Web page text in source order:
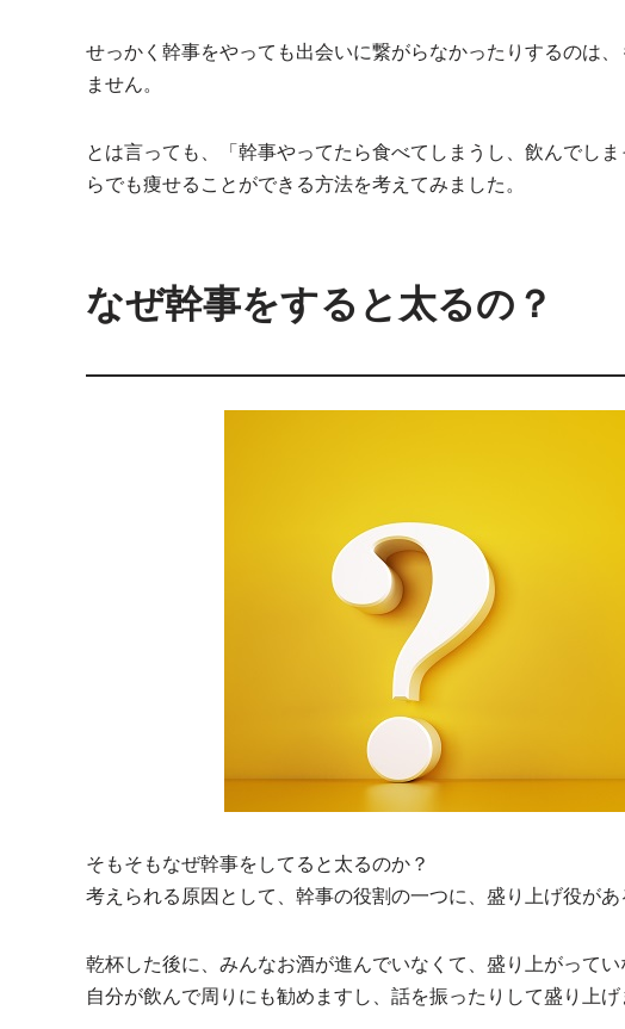
せっかく幹事をやっても出会いに繋がらなかったりするのは
ません。
とは言っても、「幹事やってたら食べてしまうし、飲んでし
らでも痩せることができる方法を考えてみました。
なぜ幹事をすると太るの？
そもそもなぜ幹事をしてると太るのか？
考えられる原因として、幹事の役割の一つに、盛り上げ役があ
乾杯した後に、みんなお酒が進んでいなくて、盛り上がって
自分が飲んで周りにも勧めますし、話を振ったりして盛り上げ